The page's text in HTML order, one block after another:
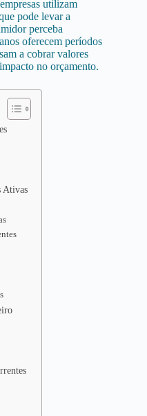
utilizam
pode levar a
perceba
oferecem períodos
a cobrar valores
no orçamento.
Ativas